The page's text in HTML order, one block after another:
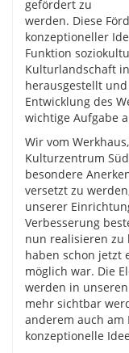
gefördert zu
werden. Diese
konzeptioneller
Funktion
Kulturlandschaft
herausgestellt
Entwicklung des
wichtige Aufgabe
Wir vom
Kulturzentrum
besondere
versetzt zu
unserer
Verbesserung
nun realisieren zu
haben schon jetzt
möglich war. Die
werden in
mehr sichtbar
anderem auch am
konzeptionelle